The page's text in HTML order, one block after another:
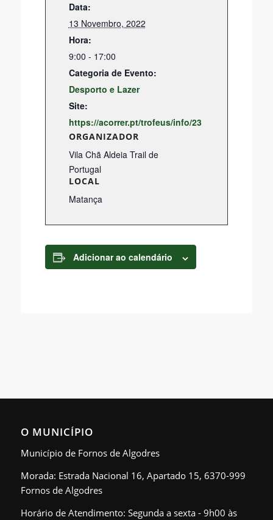
Data:
13 Novembro, 2022
Hora:
9:00 - 17:00
Categoria de Evento:
Desporto e Lazer
Site:
https://acorrer.pt/trofeus/info/23
ORGANIZADOR
Vila Chã Aldeia Trail de
Portugal
LOCAL
Matança
Adicionar ao calendário
O MUNICÍPIO
Município de Fornos de Algodres
Morada: Estrada Nacional 16, Apartado 15, 6370-999
Fornos de Algodres
Horário de Atendimento: Segunda a sexta - 9h00 às